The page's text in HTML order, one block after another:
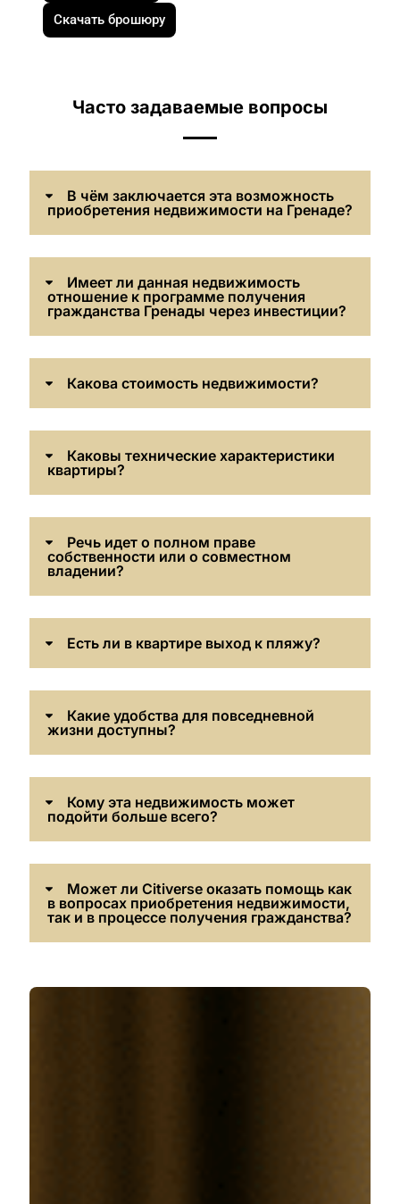
Скачать брошюру
Часто задаваемые вопросы
В чём заключается эта возможность
приобретения недвижимости на Гренаде?
Имеет ли данная недвижимость
отношение к программе получения
гражданства Гренады через инвестиции?
Какова стоимость недвижимости?
Каковы технические характеристики
квартиры?
Речь идет о полном праве
собственности или о совместном
владении?
Есть ли в квартире выход к пляжу?
Какие удобства для повседневной
жизни доступны?
Кому эта недвижимость может
подойти больше всего?
Может ли Citiverse оказать помощь как
в вопросах приобретения недвижимости,
так и в процессе получения гражданства?